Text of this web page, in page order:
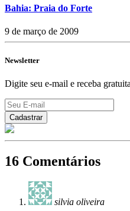
Bahia: Praia do Forte
9 de março de 2009
Newsletter
Digite seu e-mail e receba
16 Comentários
silvia oliveira